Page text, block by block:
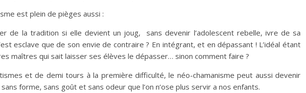
est plein de pièges aussi :
de la tradition si elle devient un joug, sans devenir l’adolescent rebelle, ivre de sa
esclave que de son envie de contraire ? En intégrant, et en dépassant ! L’idéal étant
maîtres qui sait laisser ses élèves le dépasser… sinon comment faire ?
et de demi tours à la première difficulté, le néo-chamanisme peut aussi devenir
forme, sans goût et sans odeur que l’on n’ose plus servir a nos enfants.